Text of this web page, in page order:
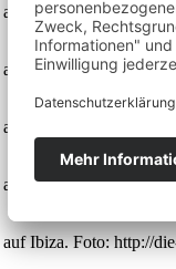
Ibiza. Foto: http://
Ibiza. Foto: http://die-
Ibiza. Foto: http://die-
Ibiza. Foto: http://
Ibiza. Foto: http://